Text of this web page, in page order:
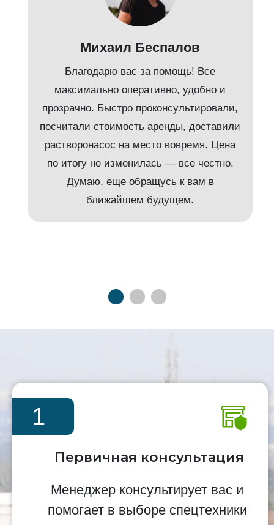
Михаил Беспалов
Благодарю вас за помощь! Все
максимально оперативно, удобно и
прозрачно. Быстро проконсультировали,
посчитали стоимость аренды, доставили
растворонасос на место вовремя. Цена
по итогу не изменилась — все честно.
Думаю, еще обращусь к вам в
ближайшем будущем.
1
Первичная консультация
Менеджер консультирует вас и
помогает в выборе спецтехники